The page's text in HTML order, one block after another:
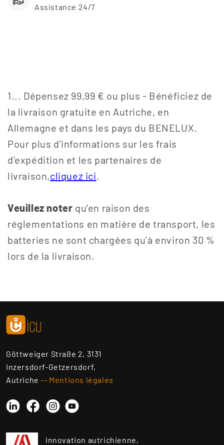
Assistance 24/7
1... Dépensez 99,99 € ou plus - Bénéficiez de
la livraison gratuite en Autriche, en
Allemagne et dans les pays du BENELUX.
Pour plus d'informations sur les frais
d'expédition et les partenaires de
livraison,cliquez ici.
Veuillez noter qu'en raison des
réglementations en matière de transport, les
batteries ne sont chargées qu'à environ 30 %
lors de la livraison.
Göttweiger Straße 2, 3131
Inzersdorf-Getzersdorf,
Autriche-- Mentions légales
LinkedinFacebookInstagram
YouTube
Innovation autrichienne,